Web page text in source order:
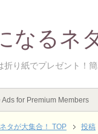
なるネ
折り紙でプレゼント！
Ads for Premium Members
タが大集合！ TOP 投稿